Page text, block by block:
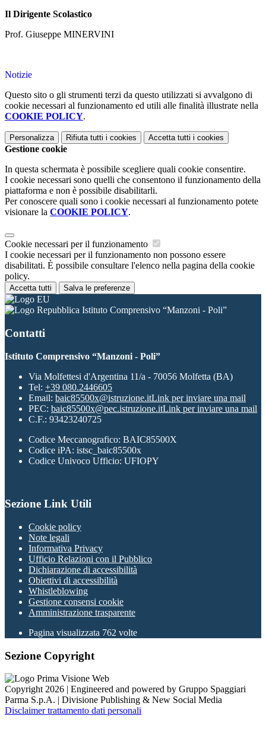
Il Dirigente Scolastico
Prof. Giuseppe MINERVINI
Notizie
Questo sito o gli strumenti terzi da questo utilizzati si avvalgono di
cookie necessari al funzionamento ed utili alle finalità illustrate nella
COOKIE POLICY.
Personalizza Rifiuta tutti i cookies Accetta tutti i cookies
Gestione cookie
In questa schermata è possibile scegliere quali cookie consentire.
I cookie necessari sono quelli che consentono il funzionamento della
piattaforma e non è possibile disabilitarli.
Per conoscere quali sono i cookie necessari al funzionamento potete
visionare la COOKIE POLICY.
Cookie necessari per il funzionamento
I cookie necessari per il funzionamento non possono essere
disabilitati. È possibile consultare l'elenco nella pagina della cookie
policy.
Accetta tutti Salva le preferenze
Istituto Comprensivo “Manzoni - Poli”
Contatti
Istituto Comprensivo “Manzoni - Poli”
Via Molfettesi d'Argentina 11/a - 70056 Molfetta (BA)
Tel: +39 080.2446605
Email: baic85500x@istruzione.itLink per inviare una mail
PEC: baic85500x@pec.istruzione.itLink per inviare una mail
C.F.: 93423240725
Codice Meccanografico: BAIC85500X
Codice iPA: istsc_baic85500x
Codice Univoco Ufficio: UFIOPY
Sezione Link Utili
Cookie policy
Note legali
Informativa Privacy
Ufficio Relazioni con il Pubblico
Dichiarazione di accessibilità
Obiettivi di accessibilità
Whistleblowing
Gestione consensi cookie
Amministrazione trasparente
Pagina visualizzata 762 volte
Sezione Copyright
Copyright 2026 | Engineered and powered by Gruppo Spaggiari
Parma S.p.A. | Divisione Publishing & New Social Media
Disclaimer trattamento dati personali